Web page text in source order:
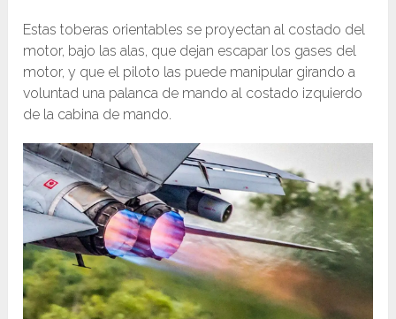
Estas toberas orientables se proyectan al costado del
motor, bajo las alas, que dejan escapar los gases del
motor, y que el piloto las puede manipular girando a
voluntad una palanca de mando al costado izquierdo
de la cabina de mando.